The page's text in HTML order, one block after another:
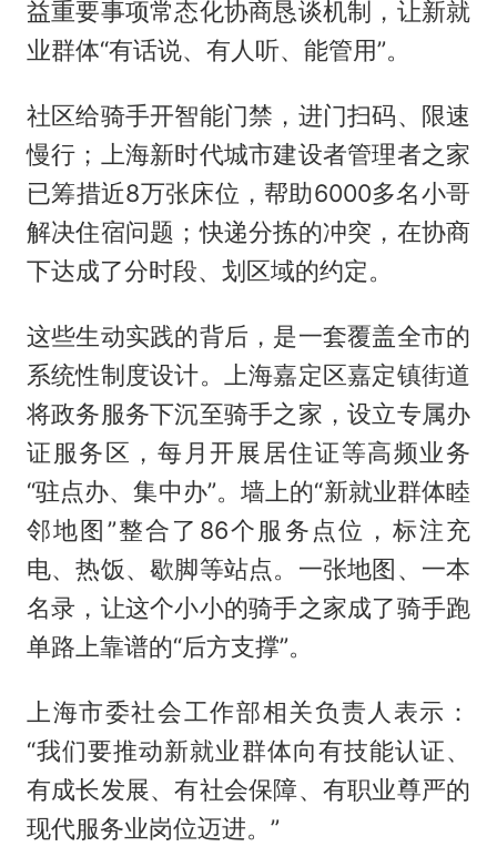
益重要事项常态化协商恳谈机制，让新就
业群体“有话说、有人听、能管用”。
社区给骑手开智能门禁，进门扫码、限速
慢行；上海新时代城市建设者管理者之家
已筹措近8万张床位，帮助6000多名小哥
解决住宿问题；快递分拣的冲突，在协商
下达成了分时段、划区域的约定。
这些生动实践的背后，是一套覆盖全市的
系统性制度设计。上海嘉定区嘉定镇街道
将政务服务下沉至骑手之家，设立专属办
证服务区，每月开展居住证等高频业务
“驻点办、集中办”。墙上的“新就业群体睦
邻地图”整合了86个服务点位，标注充
电、热饭、歇脚等站点。一张地图、一本
名录，让这个小小的骑手之家成了骑手跑
单路上靠谱的“后方支撑”。
上海市委社会工作部相关负责人表示：
“我们要推动新就业群体向有技能认证、
有成长发展、有社会保障、有职业尊严的
现代服务业岗位迈进。”